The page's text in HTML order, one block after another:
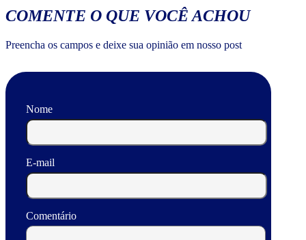
COMENTE O QUE VOCÊ ACHOU
Preencha os campos e deixe sua opinião em nosso post
Nome
E-mail
Comentário